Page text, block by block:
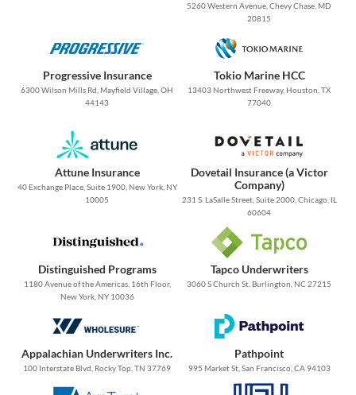
5260 Western Avenue, Chevy Chase, MD
20815
Progressive Insurance
6300 Wilson Mills Rd, Mayfield Village, OH
44143
Tokio Marine HCC
13403 Northwest Freeway, Houston, TX
77040
Attune Insurance
40 Exchange Place, Suite 1900, New York, NY
10005
Dovetail Insurance (a Victor
Company)
231 S. LaSalle Street, Suite 2000, Chicago, IL
60604
Distinguished Programs
1180 Avenue of the Americas, 16th Floor,
New York, NY 10036
Tapco Underwriters
3060 S Church St, Burlington, NC 27215
Appalachian Underwriters Inc.
100 Interstate Blvd, Rocky Top, TN 37769
Pathpoint
995 Market St, San Francisco, CA 94103